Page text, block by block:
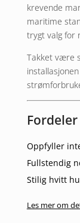
krevende
maritime
trygt valg for
Takket være
Oppfyller
Fullstendig
Stilig hvitt
Passer for
Les mer om